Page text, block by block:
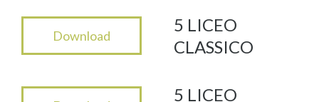
Download
5 LICEO
CLASSICO
5 LICEO